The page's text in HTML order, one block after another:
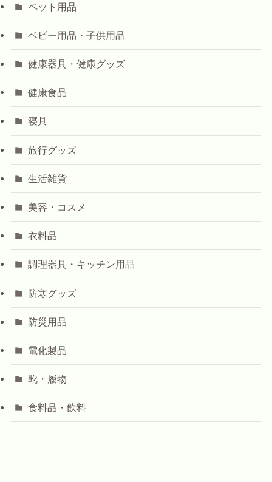
ペット用品
ベビー用品・子供用品
健康器具・健康グッズ
健康食品
寝具
旅行グッズ
生活雑貨
美容・コスメ
衣料品
調理器具・キッチン用品
防寒グッズ
防災用品
電化製品
靴・履物
食料品・飲料